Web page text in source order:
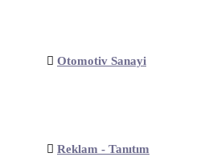
Otomotiv Sanayi
Reklam - Tanıtım